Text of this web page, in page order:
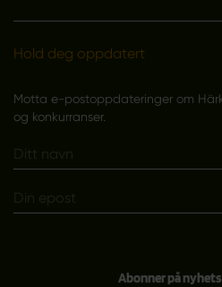
Hold deg oppdatert
Motta e-postoppdateringer om
og konkurranser.
Abonner på